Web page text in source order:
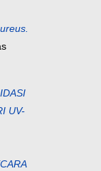
UV-